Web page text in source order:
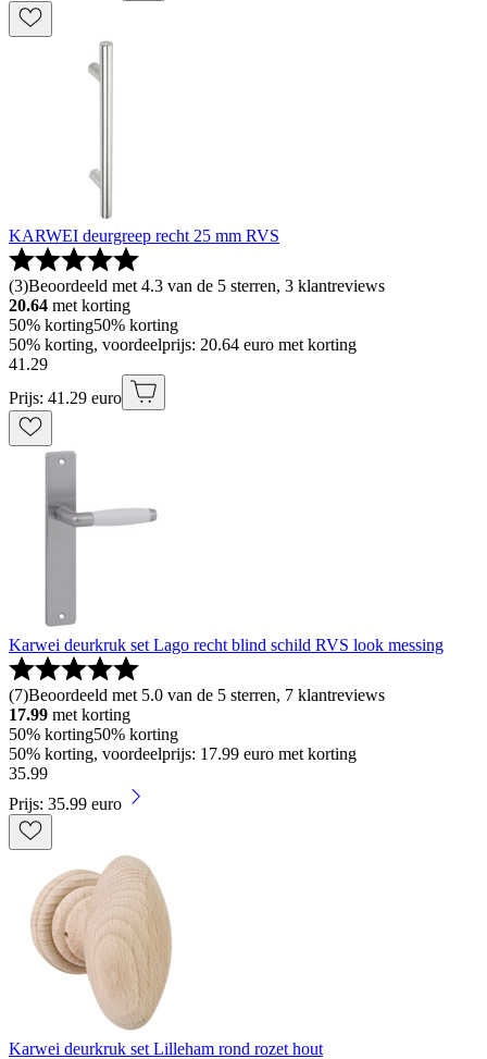
KARWEI deurgreep recht 25 mm RVS
(3)Beoordeeld met 4.3 van de 5 sterren, 3 klantreviews
20.64 met korting
50% korting50% korting
50% korting, voordeelprijs: 20.64 euro met korting
41 .29
Prijs: 41.29 euro
Karwei deurkruk set Lago recht blind schild RVS look messing
(7)Beoordeeld met 5.0 van de 5 sterren, 7 klantreviews
17.99 met korting
50% korting50% korting
50% korting, voordeelprijs: 17.99 euro met korting
35.99
Prijs: 35.99 euro
Karwei deurkruk set Lilleham rond rozet hout